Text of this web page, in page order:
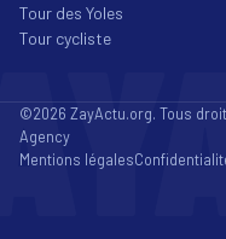
Tour des Yoles
Tour cycliste
©2026 ZayActu.org. Tous
Agency
Mentions légales